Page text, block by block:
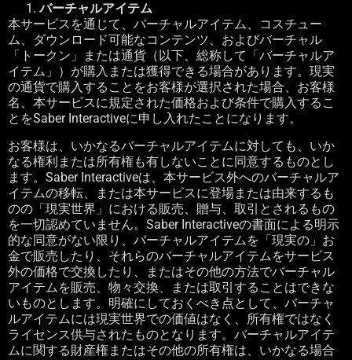
バーチャルアイテム
本サービスを通じて、バーチャルアイテム、コスチュー
ム、ダウンロード可能なコンテンツ、およびバーチャル
「トークン」または通貨（以下、総称して「バーチャルア
イテム」）が購入または獲得できる場合があります。現実
の通貨で購入することをお客様が選択された場合、お客様
名、本サービスに規定された価格および条件で購入するこ
とをSaber Interactiveに申し入れたことになります。
お客様は、いかなるバーチャルアイテムに対しても、いか
なる権利または所有権も有しないことに同意するものとし
ます。 Saber Interactiveは、本サービス外へのバーチャルア
イテムの移転、または本サービスに登場または由来するも
のの「現実世界」における販売、贈与、取引とされるもの
を一切認めていません。 Saber Interactiveの書面による明示
的な同意がない限り、バーチャルアイテムを「現実の」お
金で販売したり、それらのバーチャルアイテムをサービス
外の価格で交換したり、またはその他の方法でバーチャル
アイテムを販売、物々交換、または取引することはできな
いものとします。明確にしておくべき点として、バーチャ
ルアイテムには現実世界での価値はなく、所有権ではなく
ライセンス供与されたものとなります。バーチャルアイテ
ムに関する財産権またはその他の所有権は、いかなる場合